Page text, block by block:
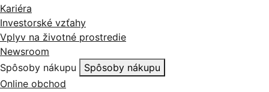
Kariéra
Investorské vzťahy
Vplyv na životné prostredie
Newsroom
Spôsoby nákupu
Spôsoby nákupu
Online obchod